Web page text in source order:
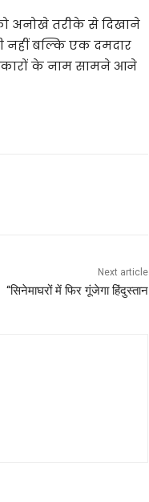
अनोखे तरीके से दिखाने
नहीं बल्कि एक दमदार
के नाम सामने आने
Next article
“सिनेमाघरों में फिर गूंजेगा हिंदुस्तान